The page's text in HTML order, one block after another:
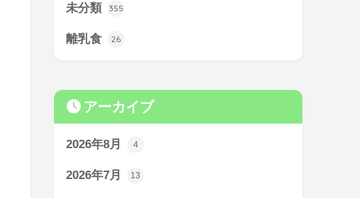
未分類 355
離乳食 26
アーカイブ
2026年8月 4
2026年7月 13